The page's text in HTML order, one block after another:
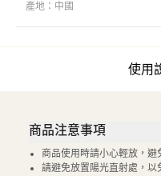
產地： 中國
使用
商品注意事項
商品使用時請小心輕放，避
請避免放置陽光直射處，以